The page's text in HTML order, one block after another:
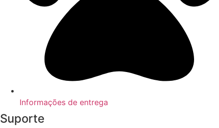
Informações de entrega
Suporte